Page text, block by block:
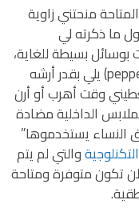
منحتني زاوية
ما ذكرته لي
بسيطة للغاية،
الفلفل (pepper spray) يلي بقدر أرشه
وقت أهرب أو أرن
الداخلية مضادة
النساء يستخدموها”
والتي لم يتم
تكون متوفرة ومتاحة